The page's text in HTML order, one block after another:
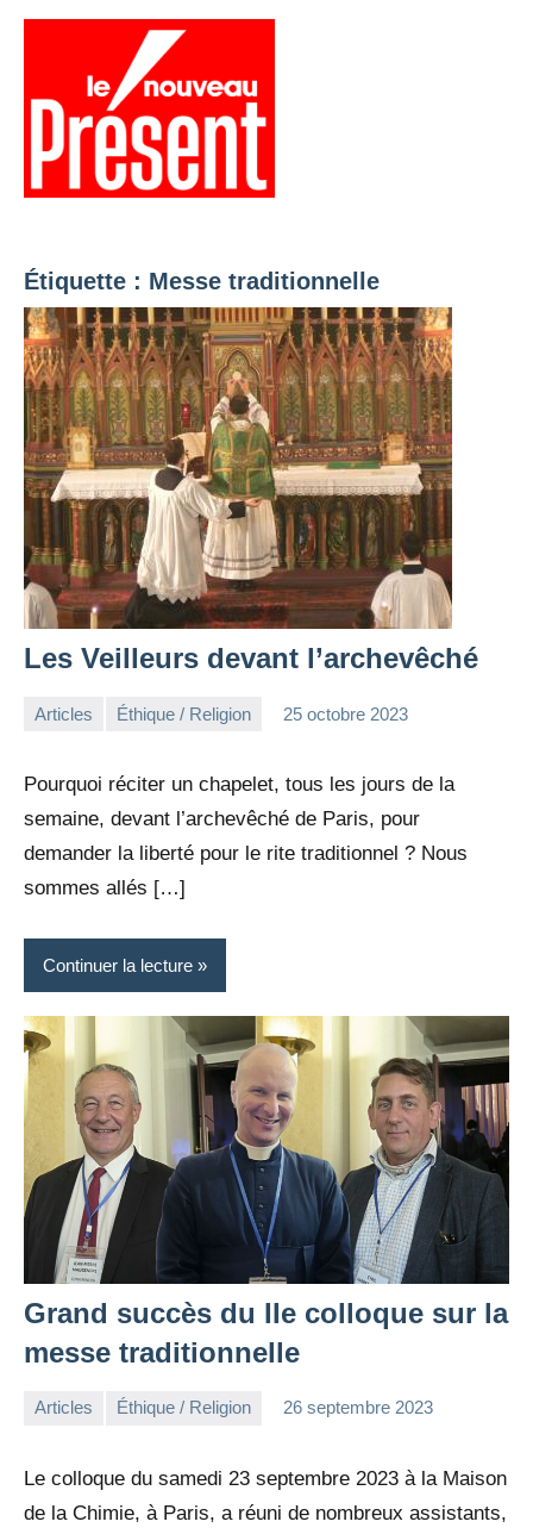
Aller
Étiquette : Messe traditionnelle
Les Veilleurs devant l’archevêché
Articles Éthique / Religion 25 octobre 2023
Pourquoi réciter un chapelet, tous les jours de la
semaine, devant l’archevêché de Paris, pour
demander la liberté pour le rite traditionnel ? Nous
sommes allés […]
Continuer la lecture
Grand succès du IIe colloque sur la
messe traditionnelle
Articles Éthique / Religion 26 septembre 2023
Le colloque du samedi 23 septembre 2023 à la Maison
de la Chimie, à Paris, a réuni de nombreux assistants,